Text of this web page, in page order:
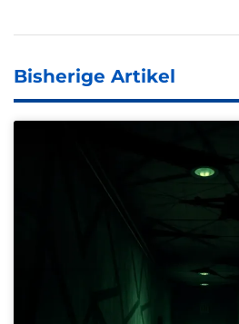
Bisherige Artikel